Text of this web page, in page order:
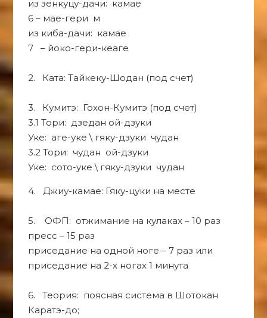
из зенкуцу-дачи: камае
6 – мае-гери м
из киба-дачи: камае
7 – йоко-гери-кеаге
2. Ката: Тайкеку-Шодан (под счет)
3. Кумитэ: Гохон-Кумитэ (под счет)
3.1 Тори: дзедан ой-дзуки
Уке: аге-уке \ гяку-дзуки чудан
3.2 Тори: чудан ой-дзуки
Уке: сото-уке \ гяку-дзуки чудан
4. Джиу-камае: Гяку-цуки на месте
5. ОФП: отжимание на кулаках – 10 раз
пресс – 15 раз
приседание на одной ноге – 7 раз или
приседание на 2-х ногах 1 минута
6. Теория: поясная система в Шотокан
Каратэ-до;